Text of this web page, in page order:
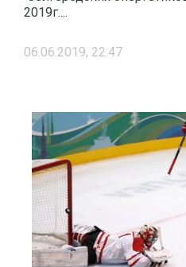
2019г....
06.06.2019, 22:47